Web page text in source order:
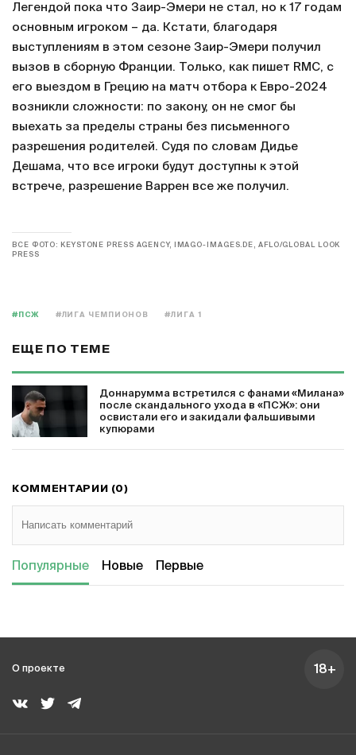
Легендой пока что Заир-Эмери не стал, но к 17 годам
основным игроком – да. Кстати, благодаря
выступлениям в этом сезоне Заир-Эмери получил
вызов в сборную Франции. Только, как пишет RMC, с
его выездом в Грецию на матч отбора к Евро-2024
возникли сложности: по закону, он не смог бы
выехать за пределы страны без письменного
разрешения родителей. Судя по словам Дидье
Дешама, что все игроки будут доступны к этой
встрече, разрешение Варрен все же получил.
ВСЕ ФОТО: KEYSTONE PRESS AGENCY, IMAGO-IMAGES.DE, AFLO/GLOBAL LOOK
PRESS
#ПСЖ #ЛИГА ЧЕМПИОНОВ #ЛИГА 1
ЕЩЕ ПО ТЕМЕ
Доннарумма встретился с фанами «Милана»
после скандального ухода в «ПСЖ»: они
освистали его и закидали фальшивыми
купюрами
КОММЕНТАРИИ (0)
Популярные Новые Первые
О проекте 18+